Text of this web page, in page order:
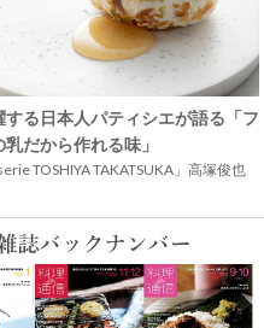
する日本人パティシエが語る「フ
だから作れる味」
TOSHIYA TAKATSUKA」高塚俊也